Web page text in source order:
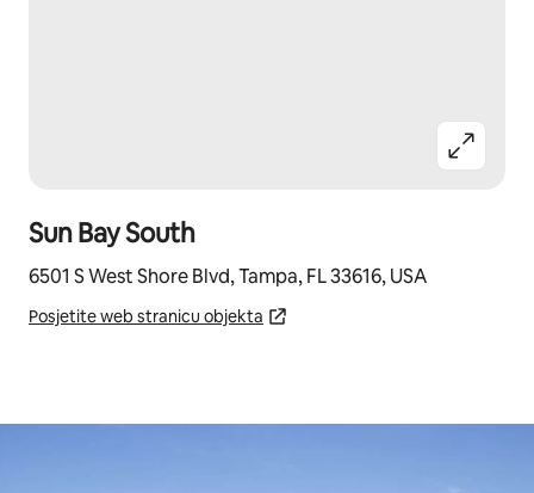
Sun Bay South
6501 S West Shore Blvd, Tampa, FL 33616, USA
Posjetite web stranicu objekta